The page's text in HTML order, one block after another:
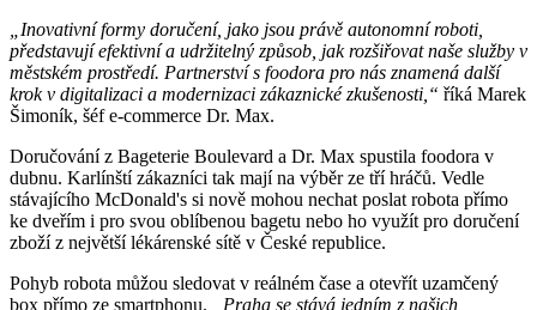
„Inovativní formy doručení, jako jsou právě autonomní roboti,
představují efektivní a udržitelný způsob, jak rozšiřovat naše služby v
městském prostředí. Partnerství s foodora pro nás znamená další
krok v digitalizaci a modernizaci zákaznické zkušenosti,“ říká Marek
Šimoník, šéf e-commerce Dr. Max.
Doručování z Bageterie Boulevard a Dr. Max spustila foodora v
dubnu. Karlínští zákazníci tak mají na výběr ze tří hráčů. Vedle
stávajícího McDonald's si nově mohou nechat poslat robota přímo
ke dveřím i pro svou oblíbenou bagetu nebo ho využít pro doručení
zboží z největší lékárenské sítě v České republice.
Pohyb robota můžou sledovat v reálném čase a otevřít uzamčený
box přímo ze smartphonu.
„Praha se stává jedním z našich